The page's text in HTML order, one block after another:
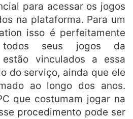
para acessar os jogos
na plataforma. Para um
isso é perfeitamente
seus jogos da
estão vinculados a essa
do serviço, ainda que ele
ao longo dos anos.
que costumam jogar na
procedimento pode ser